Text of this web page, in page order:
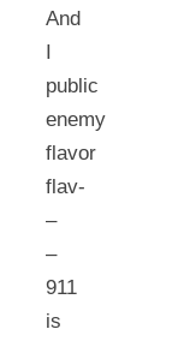
And
I
public
enemy
flavor
flav-
–
–
911
is